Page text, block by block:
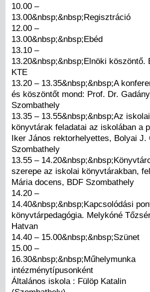
10.00 –
13.00&nbsp;&nbsp;Regisztráció
12.00 –
13.00&nbsp;&nbsp;Ebéd
13.10 –
13.20&nbsp;&nbsp;Elnöki köszöntő.
KTE
13.20 – 13.35&nbsp;&nbsp;A
és köszöntőt mond: Prof. Dr.
Szombathely
13.35 – 13.55&nbsp;&nbsp;Az iskolai
könyvtárak feladatai az iskolában a
Iker János rektorhelyettes, Bolyai
Szombathely
13.55 –
szerepe az iskolai könyvtárakban,
Mária docens, BDF Szombathely
14.20 –
14.40&nbsp;&nbsp;Kapcsolódási
könyvtárpedagógia. Melykóné
Hatvan
14.40 – 15.00&nbsp;&nbsp;Szünet
15.00 –
16.30&nbsp;&nbsp;Műhelymunka
intézménytípusonként
Általános iskola : Fülöp Katalin